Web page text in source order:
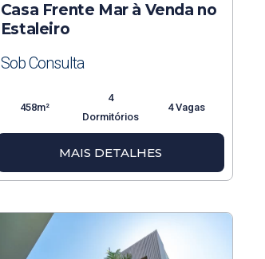
Casa Frente Mar à Venda no
Estaleiro
Sob Consulta
458m²
4
Dormitórios
4 Vagas
MAIS DETALHES